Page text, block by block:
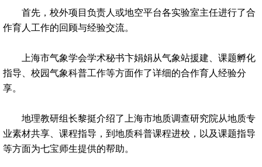
首先，校外项目负责人或地空平台各实验室主任进行了合
作育人工作的回顾与经验交流。
上海市气象学会学术秘书卞娟娟从气象站援建、课题孵化
指导、校园气象科普工作等方面作了详细的合作育人经验分
享。
地理教研组长黎挺介绍了上海市地质调查研究院从地质专
业素材共享、课程指导，到地质科普课程进校，以及课题指导
等方面为七宝师生提供的帮助。